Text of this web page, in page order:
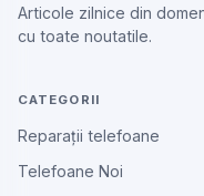
Articole zilnice din
cu toate noutatile.
CATEGORII
Reparații telefoane
Telefoane Noi